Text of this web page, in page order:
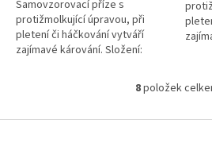
Samovzorovací příze s
protižmolkující úpravou, při
pletení či háčkování vytváří
zajímavé kárování. Složení:
nežmolkuje);Váha / návin: 200 g...
O
l
8položek